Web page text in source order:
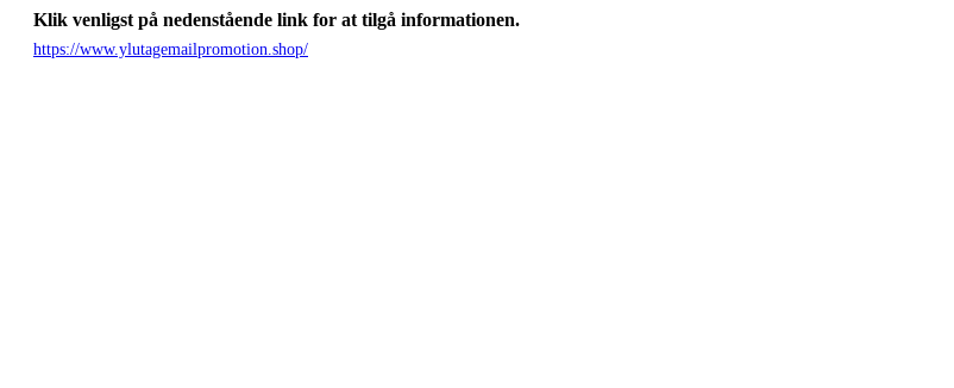
Klik venligst på nedenstående link for at tilgå informationen.
https://www.ylutagemailpromotion.shop/